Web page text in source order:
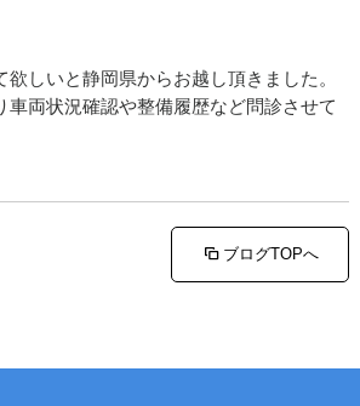
しいと静岡県からお越し頂きました。
車両状況確認や整備履歴など問診させて
ブログTOPへ